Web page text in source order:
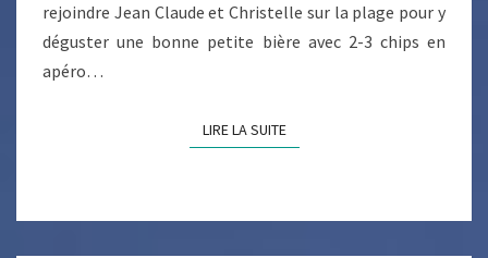
rejoindre Jean Claude et Christelle sur la plage pour y
déguster une bonne petite bière avec 2-3 chips en
apéro…
LIRE LA SUITELIRE LA SUITE